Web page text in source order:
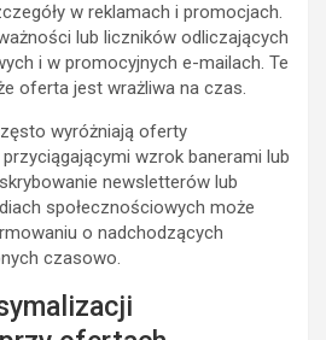
w reklamach i promocjach.
lub liczników odliczających
i w promocyjnych e-mailach. Te
oferta jest wrażliwa na czas.
wyróżniają oferty
wzrok banerami lub
newsletterów lub
społecznościowych może
o nadchodzących
czasowo.